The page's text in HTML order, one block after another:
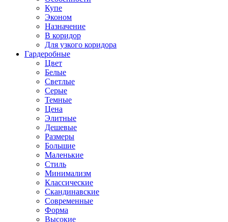
Купе
Эконом
Назначение
В коридор
Для узкого коридора
Гардеробные
Цвет
Белые
Светлые
Серые
Темные
Цена
Элитные
Дешевые
Размеры
Большие
Маленькие
Стиль
Минимализм
Классические
Скандинавские
Современные
Форма
Высокие